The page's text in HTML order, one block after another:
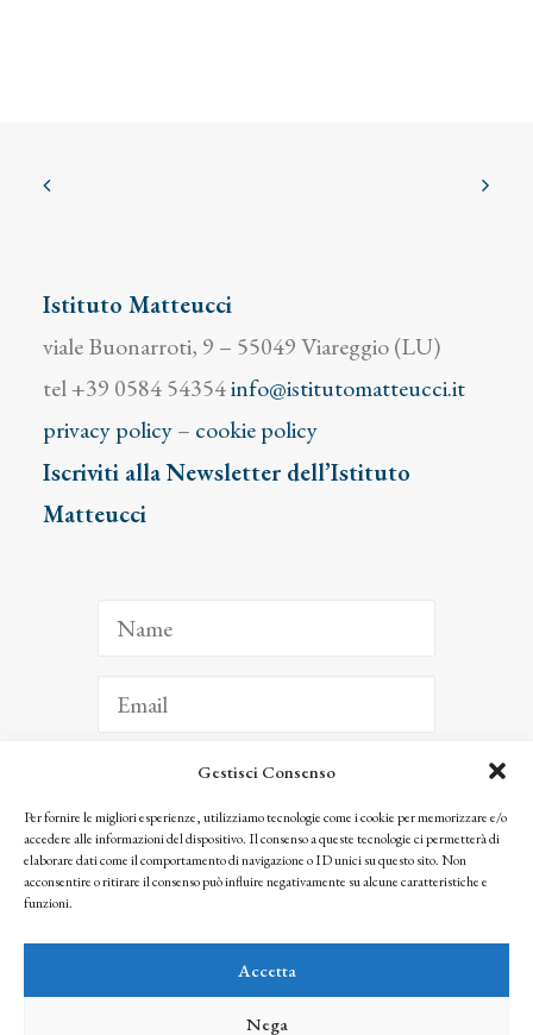
Gestisci Consenso
Per fornire le migliori esperienze, utilizziamo tecnologie come i cookie per memorizzare e/o
accedere alle informazioni del dispositivo. Il consenso a queste tecnologie ci permetterà di
elaborare dati come il comportamento di navigazione o ID unici su questo sito. Non
acconsentire o ritirare il consenso può influire negativamente su alcune caratteristiche e
funzioni.
Accetta
Nega
Istituto Matteucci
viale Buonarroti, 9 – 55049 Viareggio (LU)
tel +39 0584 54354info@istitutomatteucci.it
privacy policy– cookie policy
Iscriviti alla Newsletter dell’Istituto
Matteucci
ISCRIVITI
Facendo clic per iscriverti, riconosci che le tue informazioni saranno trattate
seguendo la nostra Privacy Policy
© 2025 Istituto Matteucci. All right reserved
l’autorizzazione scritta dei proprietari dei diritti e dell’Istituto Matteucci